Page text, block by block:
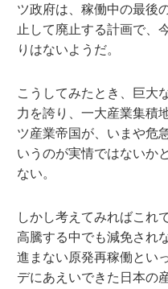
ツ政府は、稼働中の最後
止して廃止する計画で、
りはないようだ。
こうしてみたとき、巨大
力を誇り、一大産業集積
ツ産業帝国が、いまや危
いうのが実情ではないか
ない。
しかし考えてみればこれ
高騰する中でも減免され
進まない原発再稼働とい
デにあえいできた日本の